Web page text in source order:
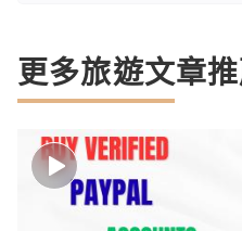
更多旅遊文章